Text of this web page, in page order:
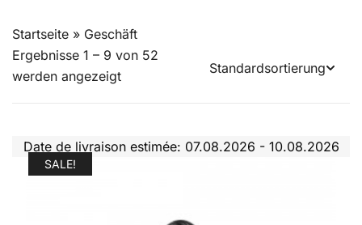
Startseite » Geschäft
Ergebnisse 1 – 9 von 52
werden angezeigt
Date de livraison estimée: 07.08.2026 - 10.08.2026
SALE!